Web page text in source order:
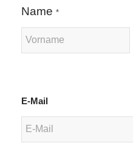
Name *
E-Mail